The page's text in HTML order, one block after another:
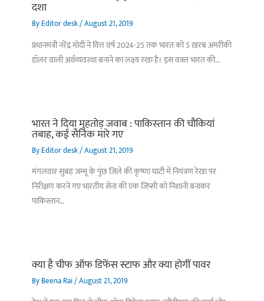
दशा
ByEditor desk/August 21, 2019
प्रधानमंत्री नरेंद्र मोदी ने वित्त वर्ष 2024-25 तक भारत को 5 ख़रब अमरीकी
डॉलर वाली अर्थव्यवस्था बनाने का लक्ष्य रखा है। इस वक़्त भारत की…
भारत ने दिया मुहतोड़ जवाब : पाकिस्‍तान की चौकियां
तबाह, कई सैनिक मारे गए
ByEditor desk/August 21, 2019
मंगलवार सुबह जम्मू के पुंछ जिले की कृष्णा घाटी में नियंत्रण रेखा पर
निरीक्षण करने गए भारतीय सेना की एक जिप्सी को निशानी बनाकर
पाकिस्तान…
क्या है चीफ ऑफ डिफेंस स्टाफ और क्या होगीं पावर
ByBeena Rai/August 21, 2019